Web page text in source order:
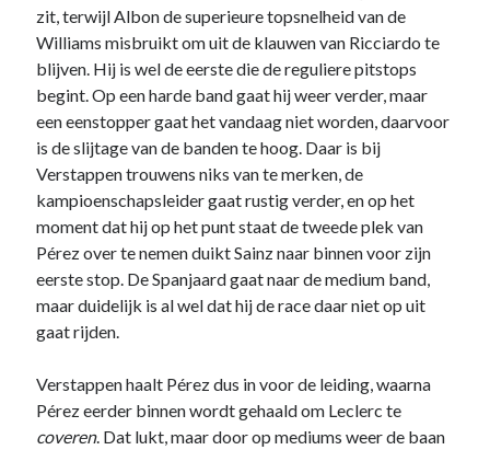
zit, terwijl Albon de superieure topsnelheid van de
Williams misbruikt om uit de klauwen van Ricciardo te
blijven. Hij is wel de eerste die de reguliere pitstops
begint. Op een harde band gaat hij weer verder, maar
een eenstopper gaat het vandaag niet worden, daarvoor
is de slijtage van de banden te hoog. Daar is bij
Verstappen trouwens niks van te merken, de
kampioenschapsleider gaat rustig verder, en op het
moment dat hij op het punt staat de tweede plek van
Pérez over te nemen duikt Sainz naar binnen voor zijn
eerste stop. De Spanjaard gaat naar de medium band,
maar duidelijk is al wel dat hij de race daar niet op uit
gaat rijden.
Verstappen haalt Pérez dus in voor de leiding, waarna
Pérez eerder binnen wordt gehaald om Leclerc te
coveren. Dat lukt, maar door op mediums weer de baan